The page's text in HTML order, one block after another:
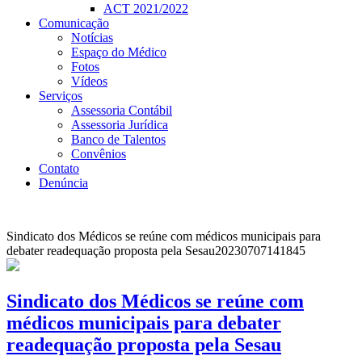
ACT 2021/2022
Comunicação
Notícias
Espaço do Médico
Fotos
Vídeos
Serviços
Assessoria Contábil
Assessoria Jurídica
Banco de Talentos
Convênios
Contato
Denúncia
Sindicato dos Médicos se reúne com médicos municipais para
debater readequação proposta pela Sesau20230707141845
Sindicato dos Médicos se reúne com
médicos municipais para debater
readequação proposta pela Sesau